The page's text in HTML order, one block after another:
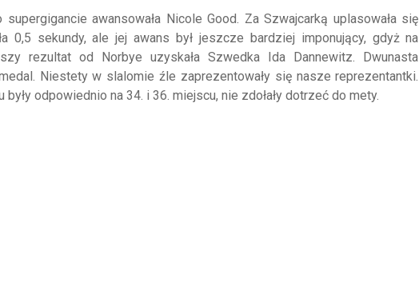
awansowała Nicole Good. Za Szwajcarką uplasowała się
0,5 sekundy, ale jej awans był jeszcze bardziej imponujący, gdyż na
rezultat od Norbye uzyskała Szwedka Ida Dannewitz. Dwunasta
Niestety w slalomie źle zaprezentowały się nasze reprezentantki.
odpowiednio na 34. i 36. miejscu, nie zdołały dotrzeć do mety.